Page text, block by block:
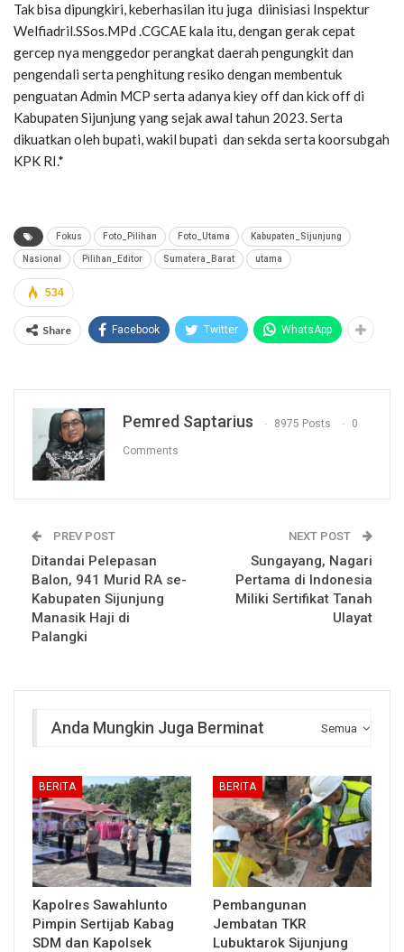
Tak bisa dipungkiri, keberhasilan itu juga diinisiasi Inspektur
Welfiadril.SSos.MPd .CGCAE kala itu, dengan gerak cepat
gercep nya menggedor perangkat daerah pengungkit dan
pengendali serta penghitung resiko dengan membentuk
penguatan Admin MCP serta adanya kiey off dan kick off di
Kabupaten Sijunjung yang sejak awal tahun 2023. Serta
dikuatkan oleh bupati, wakil bupati dan sekda serta koorsubgah
KPK RI.*
Fokus Foto_Pilihan Foto_Utama Kabupaten_Sijunjung
Nasional Pilihan_Editor Sumatera_Barat utama
534
Share Facebook Twitter WhatsApp
Pemred Saptarius 8975 Posts 0
Comments
PREV POST
Ditandai Pelepasan
Balon, 941 Murid RA se-
Kabupaten Sijunjung
Manasik Haji di
Palangki
NEXT POST
Sungayang, Nagari
Pertama di Indonesia
Miliki Sertifikat Tanah
Ulayat
Semua
Anda Mungkin Juga Berminat
BERITA
Kapolres Sawahlunto
Pimpin Sertijab Kabag
SDM dan Kapolsek
BERITA
Pembangunan
Jembatan TKR
Lubuktarok Sijunjung